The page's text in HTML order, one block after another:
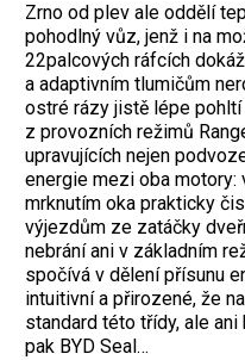
Zrno od plev ale oddělí
pohodlný vůz, jenž i na
22palcových ráfcích
a adaptivním tlumičům
ostré rázy jistě lépe pohltí
z provozních režimů
upravujících nejen
energie mezi oba motory:
mrknutím oka prakticky
výjezdům ze zatáčky
nebrání ani v základním
spočívá v dělení přísunu
intuitivní a přirozené, že
standard této třídy, ale
pak BYD Seal…